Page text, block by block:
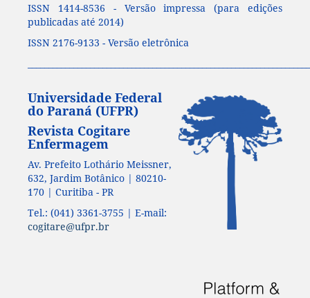
ISSN 1414-8536 - Versão impressa (para edições
publicadas até 2014)
ISSN 2176-9133 - Versão eletrônica
Universidade Federal
do Paraná (UFPR)
Revista Cogitare
Enfermagem
Av. Prefeito Lothário Meissner,
632, Jardim Botânico | 80210-
170 | Curitiba - PR
Tel.: (041) 3361-3755 | E-mail:
cogitare@ufpr.br